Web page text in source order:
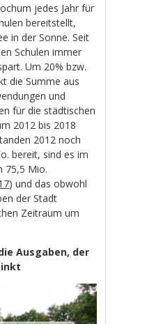
jedes Jahr für
bereitstellt,
in der Sonne. Seit
Schulen immer
Um 20% bzw.
die Summe aus
und
für die städtischen
2012 bis 2018
2012 noch
bereit, sind es im
75,5 Mio.
) und das obwohl
der Stadt
Zeitraum um
Ausgaben, der